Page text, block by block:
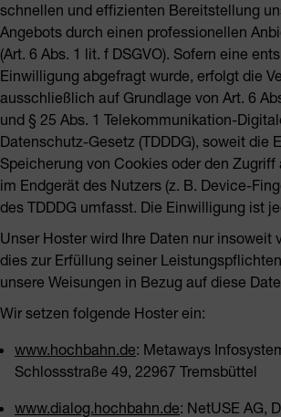
schnellen und effizienten Bereitstellung
Angebots durch einen professionellen
(Art. 6 Abs. 1 lit. f DSGVO). Sofern eine
Einwilligung abgefragt wurde, erfolgt die
ausschließlich auf Grundlage von Art. 6
und § 25 Abs. 1 Telekommunikation-
Datenschutz-Gesetz (TDDDG), soweit die
Speicherung von Cookies oder den
im Endgerät des Nutzers (z. B. Device-
des TDDDG umfasst. Die Einwilligung ist
Unser Hoster wird Ihre Daten nur insoweit
dies zur Erfüllung seiner
unsere Weisungen in Bezug auf diese
Wir setzen folgende Hoster ein:
www.hochbahn.de: Metaways
Schlossstraße 49, 22967 Tremsbüttel
www.dialog.hochbahn.de: NetUSE AG,